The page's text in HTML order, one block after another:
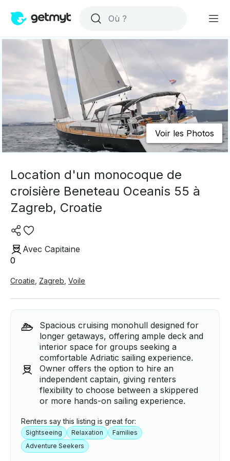
Voir les Photos
Location d'un monocoque de
croisière Beneteau Oceanis 55 à
Zagreb, Croatie
Avec Capitaine
0
Croatie Zagreb Voile
Spacious cruising monohull designed for
longer getaways, offering ample deck and
interior space for groups seeking a
comfortable Adriatic sailing experience.
Owner offers the option to hire an
independent captain, giving renters
flexibility to choose between a skippered
or more hands-on sailing experience.
Renters say this listing is great for:
Sightseeing Relaxation
Families
Adventure Seekers